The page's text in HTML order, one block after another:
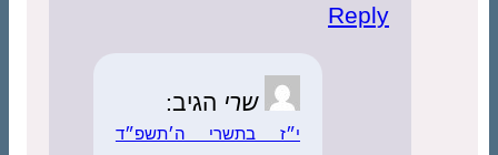
Reply
שרי הגיב:
י״ז בתשרי ה׳תשפ״ד